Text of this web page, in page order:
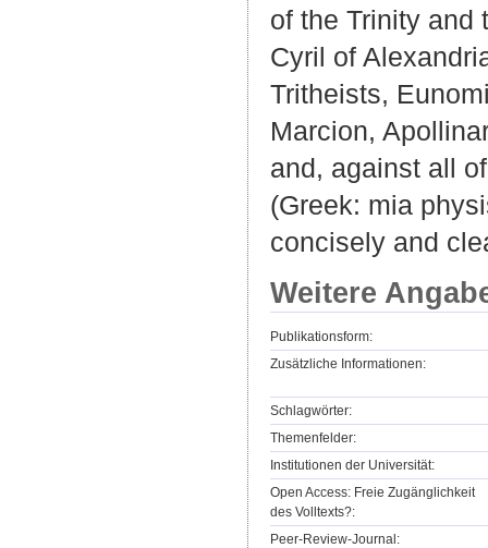
of the Trinity and
Cyril of
Tritheists,
Marcion,
and, against all
(Greek: mia
concisely and
Weitere
Publikationsform:
Zusätzliche Informationen:
Schlagwörter:
Themenfelder:
Institutionen der Universität:
Open Access: Freie Zugänglichkeit
des Volltexts?:
Peer-Review-Journal: